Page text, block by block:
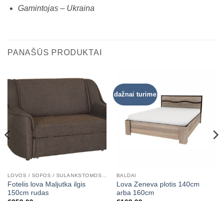
Gamintojas – Ukraina
PANAŠŪS PRODUKTAI
LOVOS / SOFOS / SULANKSTOMOS LOVOS / FOTELIAI
Fotelis lova Maljutka ilgis
150cm rudas
dažnai turime
BALDAI
Lova Zeneva plotis 140cm
arba 160cm